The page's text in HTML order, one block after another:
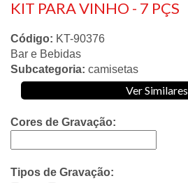
KIT PARA VINHO - 7 PÇS
Código: KT-90376
Bar e Bebidas
Subcategoria: camisetas
Ver Similares
Cores de Gravação:
Tipos de Gravação: